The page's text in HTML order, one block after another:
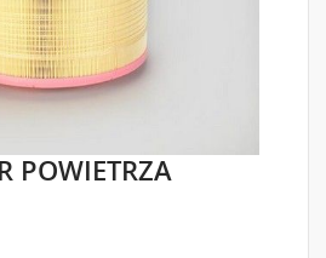
POWIETRZA